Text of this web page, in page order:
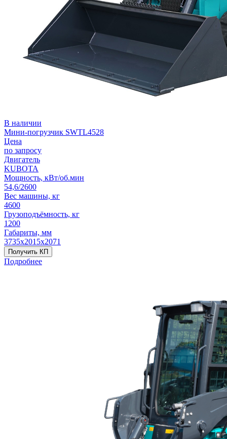
В наличии
Мини-погрузчик SWTL4528
Цена
по запросу
Двигатель
KUBOTA
Мощность, кВт/об.мин
54,6/2600
Вес машины, кг
4600
Грузоподъёмность, кг
1200
Габариты, мм
3735х2015х2071
Получить КП
Подробнее